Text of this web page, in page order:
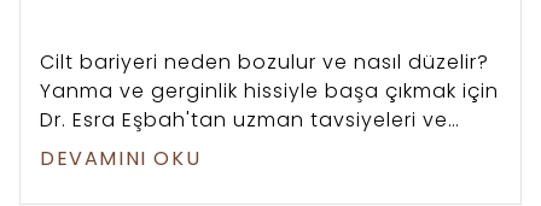
Cilt bariyeri neden bozulur ve nasıl düzelir?
Yanma ve gerginlik hissiyle başa çıkmak için
Dr. Esra Eşbah'tan uzman tavsiyeleri ve
bariyer onarıcı bakım rehberi.
DEVAMINI OKU